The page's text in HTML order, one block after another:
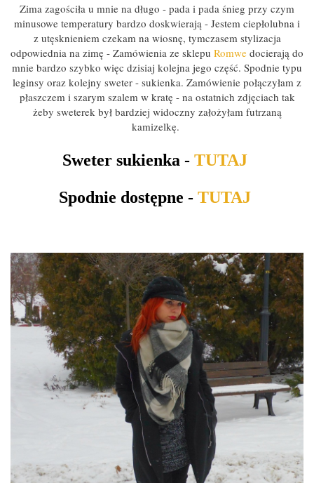
Zima zagościła u mnie na długo - pada i pada śnieg przy czym
minusowe temperatury bardzo doskwierają - Jestem ciepłolubna i
z utęsknieniem czekam na wiosnę, tymczasem stylizacja
odpowiednia na zimę - Zamówienia ze sklepu Romwe docierają do
mnie bardzo szybko więc dzisiaj kolejna jego część. Spodnie typu
leginsy oraz kolejny sweter - sukienka. Zamówienie połączyłam z
płaszczem i szarym szalem w kratę - na ostatnich zdjęciach tak
żeby sweterek był bardziej widoczny założyłam futrzaną
kamizelkę.
Sweter sukienka - TUTAJ
Spodnie dostępne - TUTAJ